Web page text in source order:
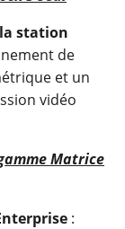
station
de
et un
vidéo
Matrice
: